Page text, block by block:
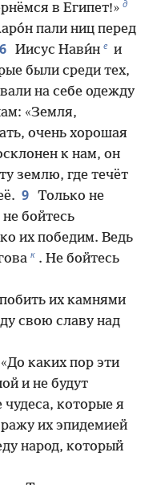
в Египет!» д
пали ниц перед
6 Иисус Нави́н е и
были среди тех,
на себе одежду
«Земля,
очень хорошая
к нам, он
землю, где течёт
9 Только не
бойтесь
их победим. Ведь
к . Не бойтесь
их камнями
свою славу над
каких пор эти
и не будут
чудеса, которые я
их эпидемией
народ, который